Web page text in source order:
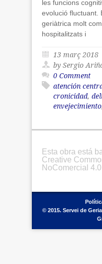
les funcions
evolució fluctuant.
geriàtrica molt
hospitalitzats i
13 març 2018
by Sergio
0 Comment
atención
cronicidad,
envejecimiento,
Esta obra está
Creative
NoComercial
© 2015. Servei de